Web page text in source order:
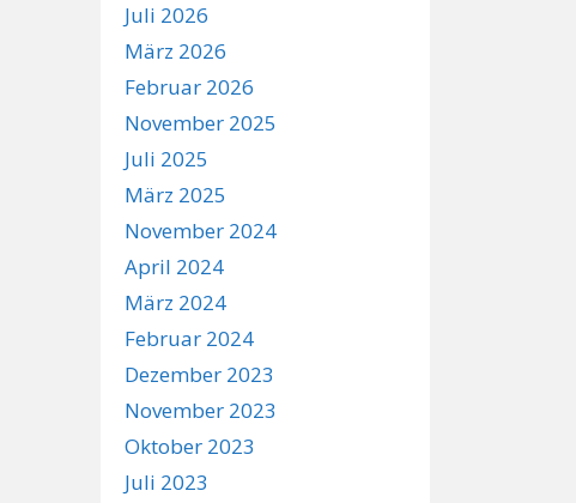
Juli 2026
März 2026
Februar 2026
November 2025
Juli 2025
März 2025
November 2024
April 2024
März 2024
Februar 2024
Dezember 2023
November 2023
Oktober 2023
Juli 2023